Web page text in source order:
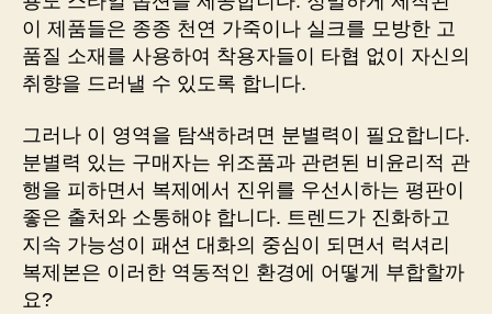
이 제품들은 종종 천연 가죽이나 실크를 모방한 고
품질 소재를 사용하여 착용자들이 타협 없이 자신의
취향을 드러낼 수 있도록 합니다.
그러나 이 영역을 탐색하려면 분별력이 필요합니다.
분별력 있는 구매자는 위조품과 관련된 비윤리적 관
행을 피하면서 복제에서 진위를 우선시하는 평판이
좋은 출처와 소통해야 합니다. 트렌드가 진화하고
지속 가능성이 패션 대화의 중심이 되면서 럭셔리
복제본은 이러한 역동적인 환경에 어떻게 부합할까
요?